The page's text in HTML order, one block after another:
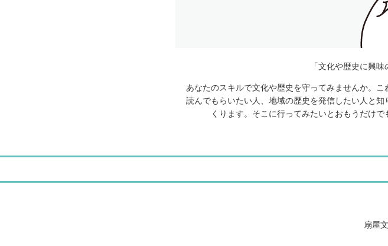
「文化や歴史に興
あなたのスキルで文化や歴史を守ってみませんか。
読んでもらいたい人、地域の歴史を発信したい人と
くります。そこに行ってみたいとおもうだけ
扇屋